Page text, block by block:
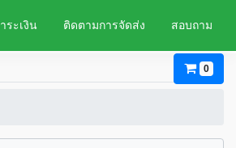
ระเงิน ติดตามการจัดส่ง สอบถาม
0